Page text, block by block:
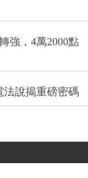
強，4萬2000點
法說揭重磅密碼